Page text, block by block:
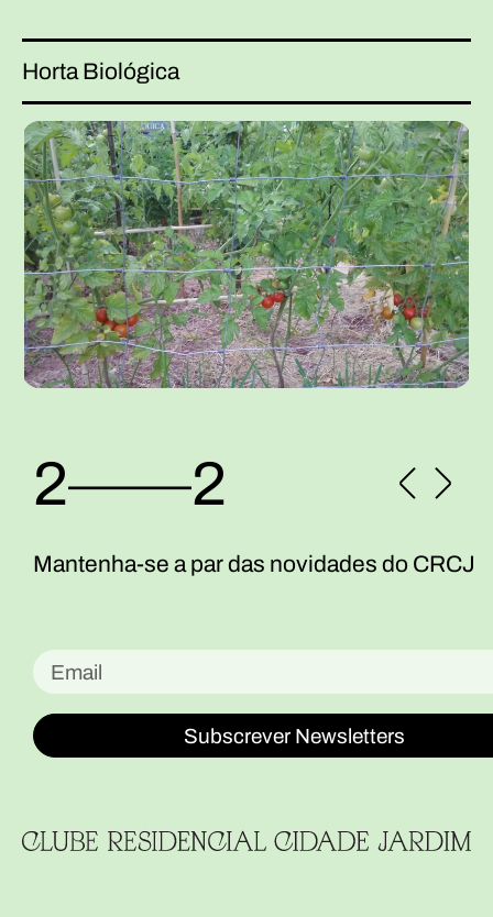
Horta Biológica
2––––2
Mantenha-se a par das novidades do CRCJ
Subscrever Newsletters